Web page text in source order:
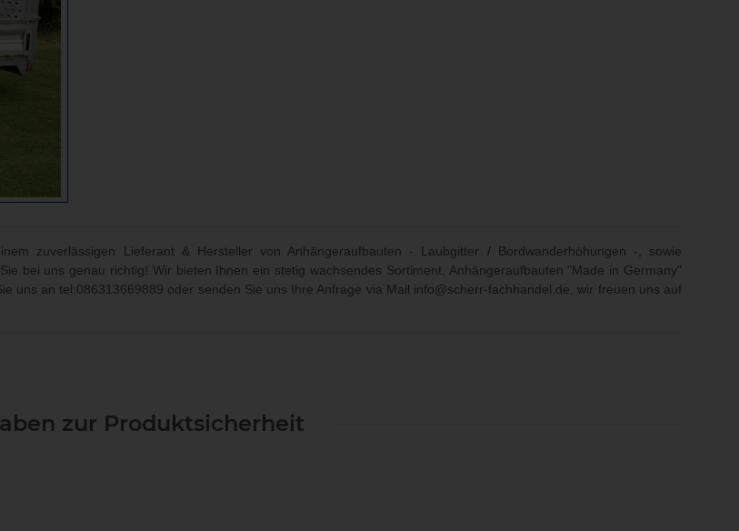
zuverlässigen Lieferant & Hersteller von Anhängeraufbauten - Laubgitter / Bordwanderhöhungen -, sowie
bei uns genau richtig! Wir bieten Ihnen ein stetig wachsendes Sortiment, Anhängeraufbauten "Made in Germany"
uns antel:086313669889 oder senden Sie uns Ihre Anfrage via Mail info@scherr-fachhandel.de, wir freuen uns auf
zur Produktsicherheit